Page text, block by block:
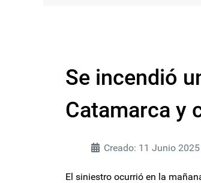
Se incendió
Catamarca y
Creado: 11 Junio 2025
El siniestro ocurrió en la